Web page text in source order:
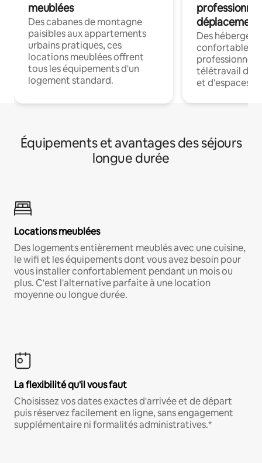
meublées
Des cabanes de montagne
paisibles aux appartements
urbains pratiques, ces
locations meublées offrent
tous les équipements d'un
logement standard.
déplacement
Des
confortables
professionnels
télétravail
et d'espaces
Équipements et avantages des séjours
longue durée
Locations meublées
Des logements entièrement meublés avec une cuisine,
le wifi et les équipements dont vous avez besoin pour
vous installer confortablement pendant un mois ou
plus. C'est l'alternative parfaite à une location
moyenne ou longue durée.
La flexibilité qu'il vous faut
Choisissez vos dates exactes d'arrivée et de départ
puis réservez facilement en ligne, sans engagement
supplémentaire ni formalités administratives.*